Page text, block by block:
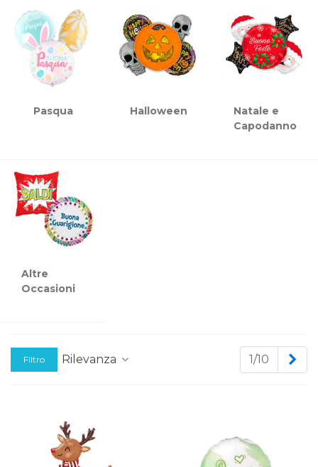
Pasqua Halloween
Natale e
Capodanno
Altre
Occasioni
Filtro Rilevanza 1/10